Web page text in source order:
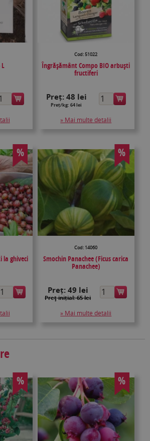
Cod: 51022
Îngrășământ Compo BIO arbuști
fructiferi
Preț: 48 lei
Preț/kg: 64 lei
» Mai multe detalii
%
la ghiveci
%
Cod: 14060
Smochin Panachee (Ficus carica
Panachee)
Preț: 49 lei
Preţ inițial: 65 lei
» Mai multe detalii
% %